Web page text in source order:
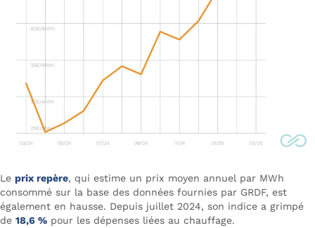
Le prix repère, qui estime un prix moyen annuel par MWh
consommé sur la base des données fournies par GRDF, est
également en hausse. Depuis juillet 2024, son indice a grimpé
de 18,6 % pour les dépenses liées au chauffage.